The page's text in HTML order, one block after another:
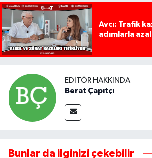
Avcı: Trafik
adımlarla
EDITÖR HAKKINDA
Berat Çapıtçı
Bunlar da ilginizi çekebilir